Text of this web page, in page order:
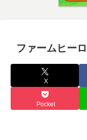
ファームヒー
X
Pocket